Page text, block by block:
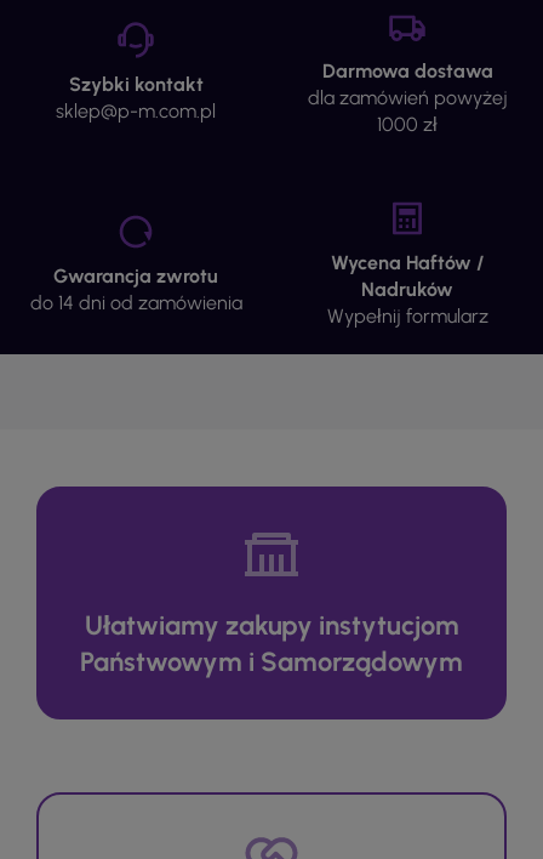
Szybki kontakt
sklep@p-m.com.pl
Darmowa dostawa
dla zamówień powyżej
1000 zł
Gwarancja zwrotu
do 14 dni od zamówienia
Wycena Haftów /
Nadruków
Wypełnij formularz
Ułatwiamy zakupy instytucjom
Państwowym i Samorządowym